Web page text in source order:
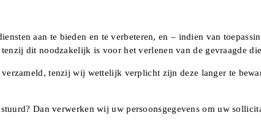
aan te bieden en te verbeteren, en – indien van
dit noodzakelijk is voor het verlenen van de gevraagde
tenzij wij wettelijk verplicht zijn deze langer te
Dan verwerken wij uw persoonsgegevens om uw